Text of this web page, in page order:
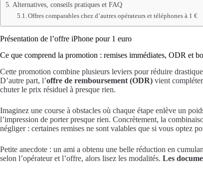
Alternatives, conseils pratiques et FAQ
Offres comparables chez d’autres opérateurs et téléphones à 1 €
Présentation de l’offre iPhone pour 1 euro
Ce que comprend la promotion : remises immédiates, ODR et
Cette promotion combine plusieurs leviers pour réduire
D’autre part, l’offre de remboursement (ODR) vient
chuter le prix résiduel à presque rien.
Imaginez une course à obstacles où chaque étape enlève un
l’impression de porter presque rien. Concrètement, la
négliger : certaines remises ne sont valables que si vous optez
Petite anecdote : un ami a obtenu une belle réduction en
selon l’opérateur et l’offre, alors lisez les modalités. Les